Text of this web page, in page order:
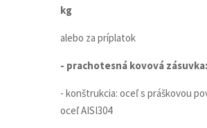
kg
alebo za príplatok
- prachotesná kovová
- konštrukcia: oceľ s práškovou
oceľ AISI304